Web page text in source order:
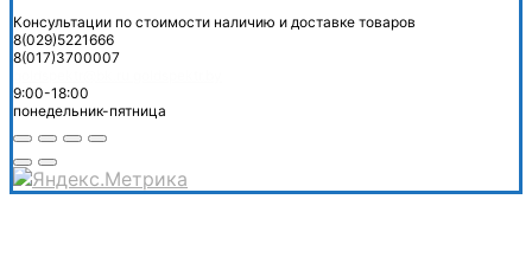
Консультации по стоимости наличию и доставке товаров
8(029)5221666
8(017)3700007
9:00-18:00
понедельник-пятница